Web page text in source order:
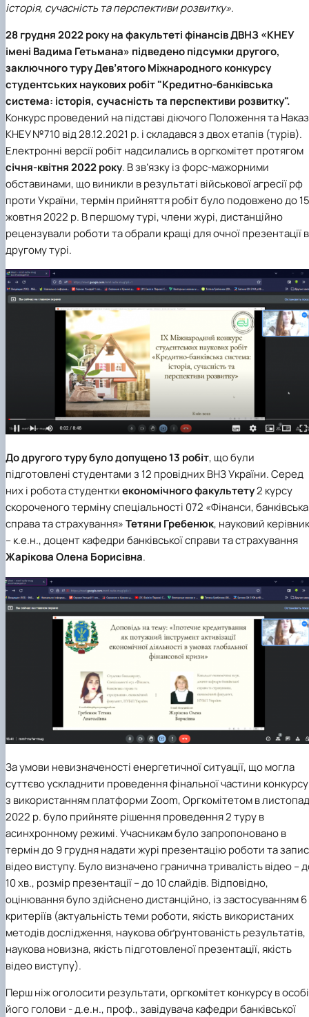
Іноземні мови
Їдальні та буфети
Центр вивчення мов
Психологічна підтримка
Рада молодих вчених
Стартап школа НУБіП України
Методичні рекомендації, пам'ятки
Патентно-ліцензійна діяльність
ЦКНО «Агропромисловий комплекс, лісове і
медицина»
Обладнання НУБіП України
Біоетична комісія
Досліднику та автору
Звіт про проведення НТЗ
Наукові журнали НУБіП України
Наукові журнали НУБіП України (English)
Пам'ятка про проведення науково-
заходів
Порядок планування та організації
проведення НТЗ
Результати науково-технічних заходів
Монографії
Наука для бізнесу
Каталог наукових послуг
«SEB-2024»
«SEB-2025»
Наглядова рада
Благодійний фонд «Голосіївська ініціатива
2020»
Історія університету
Звіт ректора
Пам'яті захисників України
Почесні доктори і професори НУБіП України
Пресслужба
Університетський кур'єр
Вибори ректора
Програма розвитку університету
ініціатива – 2025»
Доступ до публічної інформації
Офіційна символіка
Антикорупційні заходи
Уповноважена особа з питань запобігання
виявлення корупції
Положення про антикорупційного
уповноваженого НУБіП України
Національні нормативно-правові акти
Нормативно-правові акти НУБіП України
Інформаційні ресурси НАЗК
Методичні роз’яснення НАЗК
Антикорупційні заходи
Гендерна радниця
Контактна інформація
історія, сучасність та перспективи розвитку».
28 грудня 2022 року на факультеті фінансів ДВНЗ «КНЕУ
імені Вадима Гетьмана» підведено підсумки другого,
заключного туру Дев’ятого Міжнародного конкурсу
студентських наукових робіт "Кредитно-банківська
система: історія, сучасність та перспективи розвитку".
Конкурс проведений на підставі діючого Положення та
КНЕУ №710 від 28.12.2021 р. і складався з двох етапів (турів).
Електронні версії робіт надсилались в оргкомітет протягом
січня-квітня 2022 року. В зв’язку із форс-мажорними
обставинами, що виникли в результаті військової агресії рф
проти України, термін прийняття робіт було подовжено до 15
жовтня 2022 р. В першому турі, члени журі, дистанційно
рецензували роботи та обрали кращі для очної презентації в
другому турі.
До другого туру було допущено 13 робіт, що були
підготовлені студентами з 12 провідних ВНЗ України. Серед
них і робота студенткиекономічного факультету2 курсу
скороченого терміну спеціальності 072 «Фінанси, банківська
справа та страхування»Тетяни Гребенюк, науковий керівник
– к.е.н., доценткафедри банківської справи та страхування
Жарікова Олена Борисівна.
За умови невизначеності енергетичної ситуації, що могла
суттєво ускладнити проведення фінальної частини конкурсу
з використанням платформи Zoom, Оргкомітетом в
2022 р. було прийняте рішення проведення 2 туру в
асинхронному режимі. Учасникам було запропоновано в
термін до 9 грудня надати журі презентацію роботи та запис
відео виступу. Було визначено гранична тривалість відео –
10 хв., розмір презентації – до 10 слайдів. Відповідно,
оцінювання було здійснено дистанційно, із застосуванням 6
критеріїв (актуальність теми роботи, якість використаних
методів дослідження, наукова обґрунтованість результатів,
наукова новизна, якість підготовленої презентації, якість
відео виступу).
Перш ніж оголосити результати, оргкомітет конкурсу в особі
його голови - д.е.н., проф., завідувача кафедри банківської